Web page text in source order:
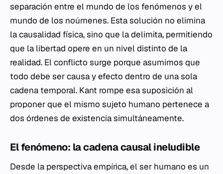
separación entre el mundo de los fenómenos y el
mundo de los noúmenes. Esta solución no elimina
la causalidad física, sino que la delimita, permitiendo
que la libertad opere en un nivel distinto de la
realidad. El conflicto surge porque asumimos que
todo debe ser causa y efecto dentro de una sola
cadena temporal. Kant rompe esa suposición al
proponer que el mismo sujeto humano pertenece a
dos órdenes de existencia simultáneamente.
El fenómeno: la cadena causal ineludible
Desde la perspectiva empírica, el ser humano es un